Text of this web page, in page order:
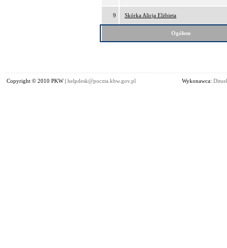
9 Skórka Alicja Elżbieta
Ogółem
Copyright © 2010 PKW | helpdesk@poczta.kbw.gov.pl Wykonawca: